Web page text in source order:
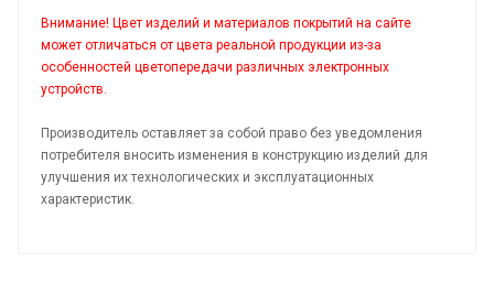
Внимание! Цвет изделий и материалов покрытий на сайте
может отличаться от цвета реальной продукции из-за
особенностей цветопередачи различных электронных
устройств.
Производитель оставляет за собой право без уведомления
потребителя вносить изменения в конструкцию изделий для
улучшения их технологических и эксплуатационных
характеристик.